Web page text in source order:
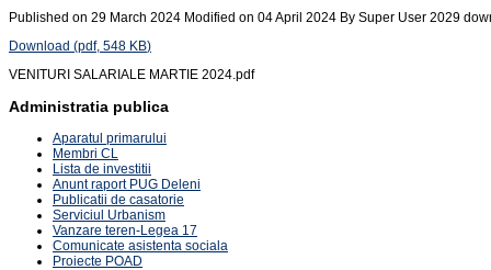
Published on 29 March 2024 Modified on 04 April 2024 By Super User 2029
Download (pdf, 548 KB)
VENITURI SALARIALE MARTIE 2024.pdf
Administratia publica
Aparatul primarului
Membri CL
Lista de investitii
Anunt raport PUG Deleni
Publicatii de casatorie
Serviciul Urbanism
Vanzare teren-Legea 17
Comunicate asistenta sociala
Proiecte POAD